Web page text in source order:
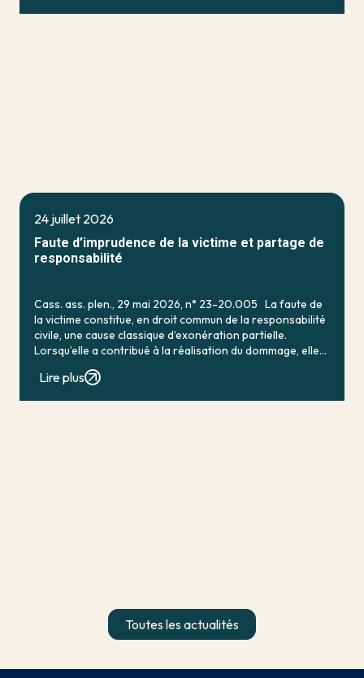
24 juillet 2026
Faute d’imprudence de la victime et partage de
responsabilité
Cass. ass. plen., 29 mai 2026, n° 23-20.005 La faute de
la victime constitue, en droit commun de la responsabilité
civile, une cause classique d’exonération partielle.
Lorsqu’elle a contribué à la réalisation du dommage, elle
conduit en principe à […]
Lire plus
Toutes les actualités